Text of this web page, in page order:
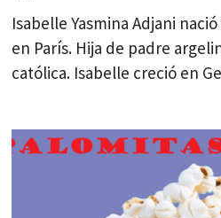
Isabelle Yasmina Adjani
en París. Hija de padre
católica. Isabelle creció en